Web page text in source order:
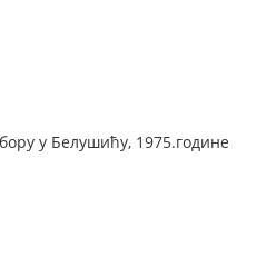
у Белушићу, 1975.године